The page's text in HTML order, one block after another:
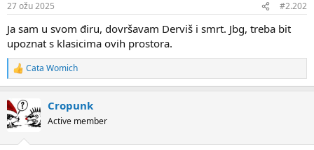
27 ožu 2025 #2.202
Ja sam u svom điru, dovršavam Derviš i smrt. Jbg, treba bit
upoznat s klasicima ovih prostora.
R
e
c
t
i
Cata Womich
Cropunk
Active member